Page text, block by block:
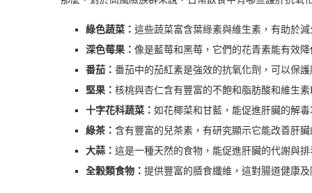
綠色蔬菜： 這些蔬菜富含葉綠素與維生素，有助於
深色莓果： 像是藍莓和黑莓，它們的花青素能有效
番茄： 番茄中的茄紅素是強效的抗氧化劑，可以保
堅果： 核桃與杏仁含有豐富的不飽和脂肪酸和維生
十字花科蔬菜： 如花椰菜和甘藍，能促進肝臟的解
綠茶： 含有豐富的兒茶素，有研究顯示它能改善肝
大蒜： 這是一種天然的食物，能促進肝臟的代謝與排
全穀類食物： 提供豐富的膳食纖維，這對腸道健康